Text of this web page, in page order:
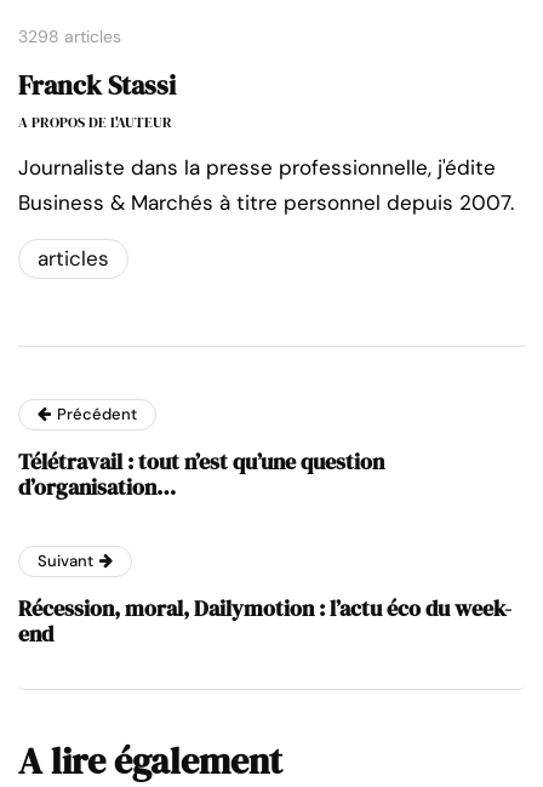
3298 articles
Franck Stassi
A PROPOS DE L'AUTEUR
Journaliste dans la presse professionnelle, j'édite
Business & Marchés à titre personnel depuis 2007.
articles
Précédent
Télétravail : tout n’est qu’une question
d’organisation…
Suivant
Récession, moral, Dailymotion : l’actu éco du week-
end
A lire également